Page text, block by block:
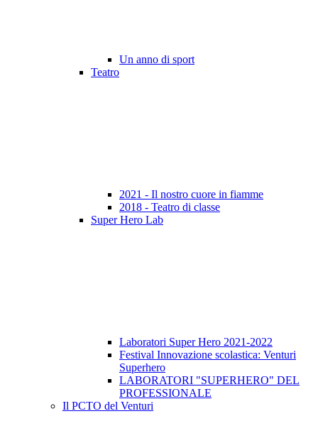
Un anno di sport
Teatro
2021 - Il nostro cuore in fiamme
2018 - Teatro di classe
Super Hero Lab
Laboratori Super Hero 2021-2022
Festival Innovazione scolastica: Venturi
Superhero
LABORATORI "SUPERHERO" DEL
PROFESSIONALE
Il PCTO del Venturi